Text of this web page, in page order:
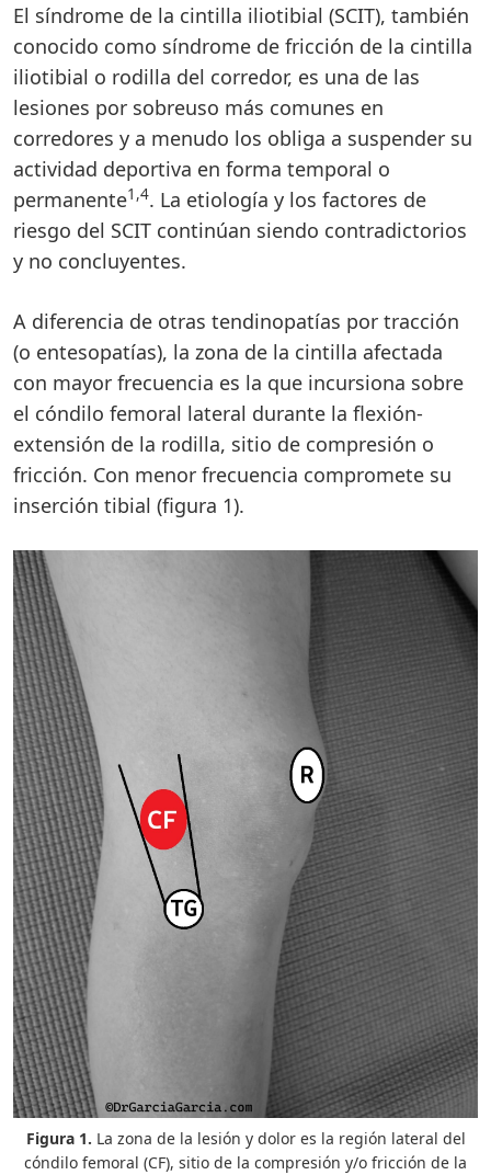
El síndrome de la cintilla iliotibial (SCIT), también
conocido como síndrome de fricción de la cintilla
iliotibial o rodilla del corredor, es una de las
lesiones por sobreuso más comunes en
corredores y a menudo los obliga a suspender su
actividad deportiva en forma temporal o
permanente1,4. La etiología y los factores de
riesgo del SCIT continúan siendo contradictorios
y no concluyentes.
A diferencia de otras tendinopatías por tracción
(o entesopatías), la zona de la cintilla afectada
con mayor frecuencia es la que incursiona sobre
el cóndilo femoral lateral durante la flexión-
extensión de la rodilla, sitio de compresión o
fricción. Con menor frecuencia compromete su
inserción tibial (figura 1).
Figura 1. La zona de la lesión y dolor es la región lateral del
cóndilo femoral (CF), sitio de la compresión y/o fricción de la